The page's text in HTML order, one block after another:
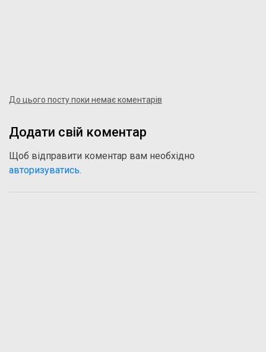
До цього посту поки немає коментарів
Додати свій коментар
Щоб відправити коментар вам необхідно
авторизуватись.